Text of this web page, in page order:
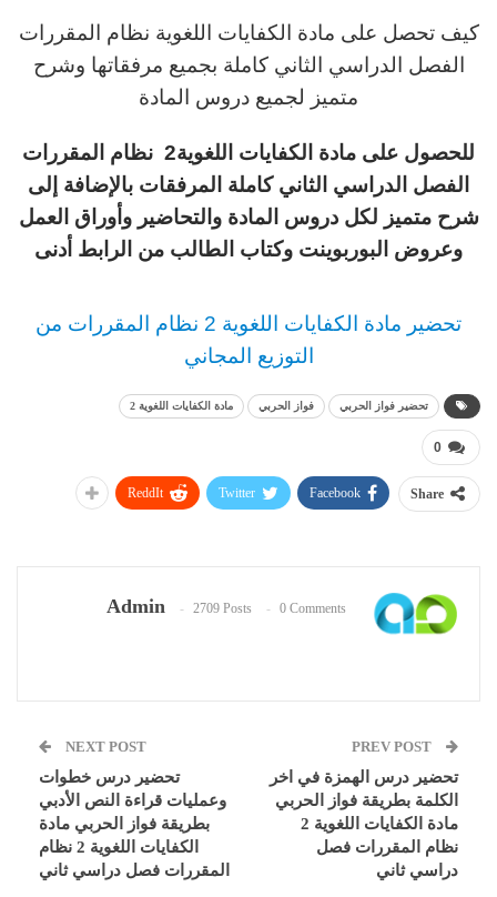
كيف تحصل على مادة الكفايات اللغوية نظام المقررات
الفصل الدراسي الثاني كاملة بجميع مرفقاتها وشرح
متميز لجميع دروس المادة
للحصول على مادة الكفايات اللغوية2 نظام المقررات
الفصل الدراسي الثاني كاملة المرفقات بالإضافة إلى
شرح متميز لكل دروس المادة والتحاضير وأوراق العمل
وعروض البوربوينت وكتاب الطالب من الرابط أدنى
تحضير مادة الكفايات اللغوية 2 نظام المقررات من
التوزيع المجاني
تحضير فواز الحربي فواز الحربي مادة الكفايات اللغوية 2
0
Share
Facebook
Twitter
ReddIt
Admin 2709 Posts 0 Comments
تحضير درس الهمزة في اخر
الكلمة بطريقة فواز الحربي
مادة الكفايات اللغوية 2
نظام المقررات فصل
دراسي ثاني
NEXT POST
تحضير درس خطوات
وعمليات قراءة النص الأدبي
بطريقة فواز الحربي مادة
الكفايات اللغوية 2 نظام
المقررات فصل دراسي ثاني